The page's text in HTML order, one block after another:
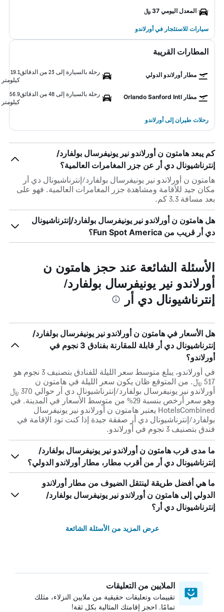
المعدل اليومي 37 ﷼
سيارات للاستئجار في أورلاندو
المطارات القريبة
مطار أورلاندو الدولي رحلة بالسيارة إلى 23 من الدقائق
19.1
كيلومتر
مطار Orlando Sanford Intl رحلة بالسيارة إلى 48 من الدقائق
56.9
كيلومتر
رحلات طيران إلى أورلاندو
كم يبعد هامتون ن أورلاندو نير يونيفرسال بولفارد/
إنترناشيونال دي أر عن جزر المغامرات العالمية؟
هامتون ن أورلاندو نير يونيفرسال بولفارد/إنترناشيونال دي أر
مكان جيد للأقامة ومشاهدة جزر المغامرات العالمية. فهو على
بعد مسافة 3.3 كم.
هل هامتون ن أورلاندو نير يونيفرسال بولفارد/إنترناشيونال
دي أر قريب من Fun Spot America؟
الأسئلة الشائعة عند حجز هامتون ن
أورلاندو نير يونيفرسال بولفارد/
إنترناشيونال دي أر
هل الأسعار في هامتون ن أورلاندو نير يونيفرسال بولفارد/
إنترناشيونال دي أر قابلة للمقارنة بفنادق 3 نجوم في
أورلاندو؟
في أورلاندو، يبلغ متوسط ​​سعر الليلة للفنادق بتصنيف 3 نجوم هو
517 ﷼. من المتوقع ظان يكون سعر الليلة في هامتون ن
أورلاندو نير يونيفرسال بولفارد/إنترناشيونال دي أر حوالي 370 ﷼
وهو سعر أرخص بنسبة 29% من متوسط الأسعار في المدينة. في
HotelsCombined يعتبر هامتون ن أورلاندو نير يونيفرسال
بولفارد/إنترناشيونال دي أر صفقة جيدة إذا كنت تود الإقامة في
فندق بتصنيف 3 نجوم في أورلاندو.
ما مدى قرب هامتون ن أورلاندو نير يونيفرسال بولفارد/
إنترناشيونال دي أر من أقرب مطار، مطار أورلاندو الدولي؟
ما هي أفضل طريقة لينتقل الضيوف من مطار أورلاندو
الدولي إلى هامتون ن أورلاندو نير يونيفرسال بولفارد/
إنترناشيونال دي أر؟
عرض المزيد من الأسئلة الشائعة
الملايين من التعليقات
تقييمات وتعليقات حقيقية من ملايين النزلاء، مثلك
تمامًا. احجز إقامتك المثالية بكل ثقة!